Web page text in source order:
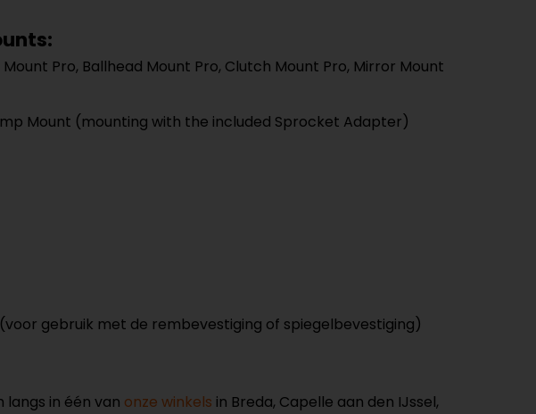
Pro, Ballhead Mount Pro, Clutch Mount Pro, Mirror Mount
Mount (mounting with the included Sprocket Adapter)
gebruik met de rembevestiging of spiegelbevestiging)
in één van onze winkels in Breda, Capelle aan den IJssel,